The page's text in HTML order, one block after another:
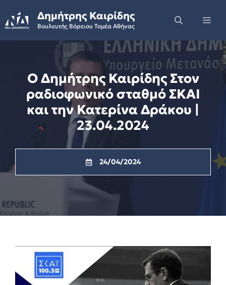
to
content
Δημήτρης Καιρίδης
Βουλευτής Βόρειου Τομέα Αθήνας
Ο Δημήτρης Καιρίδης Στον
ραδιοφωνικό σταθμό ΣΚΑΙ
και την Κατερίνα Δράκου |
23.04.2024
24/04/2024